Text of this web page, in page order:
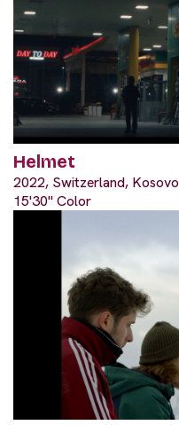
Helmet
2022, Switzerland, Kosovo
15'30" Color